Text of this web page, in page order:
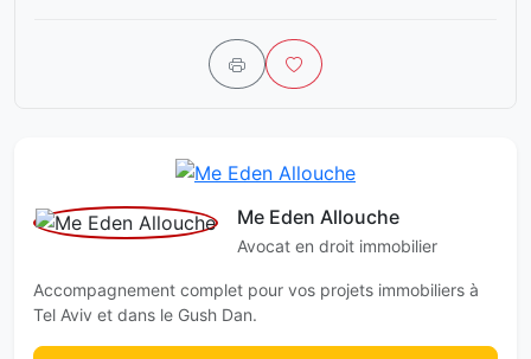
Me Eden Allouche
Avocat en droit immobilier
Accompagnement complet pour vos projets immobiliers à
Tel Aviv et dans le Gush Dan.